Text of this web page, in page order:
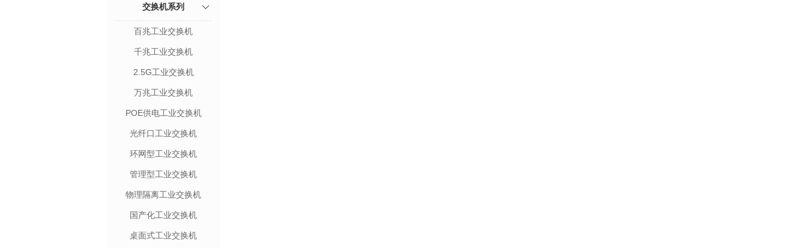
交换机系列
百兆工业交换机
千兆工业交换机
2.5G工业交换机
万兆工业交换机
POE供电工业交换机
光纤口工业交换机
环网型工业交换机
管理型工业交换机
物理隔离工业交换机
国产化工业交换机
桌面式工业交换机